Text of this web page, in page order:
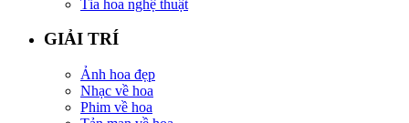
Tỉa hoa nghệ thuật
GIẢI TRÍ
Ảnh hoa đẹp
Nhạc về hoa
Phim về hoa